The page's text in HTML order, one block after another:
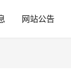
网站公告